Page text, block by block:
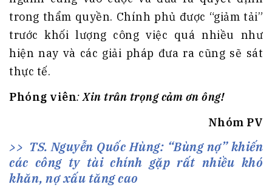
trong thẩm quyền. Chính phủ được “giảm tải”
trước khối lượng công việc quá nhiều như
hiện nay và các giải pháp đưa ra cũng sẽ sát
thực tế.
Phóng viên:Xin trân trọng cảm ơn ông!
Nhóm PV
TS. Nguyễn Quốc Hùng: “Bùng nợ” khiến
các công ty tài chính gặp rất nhiều khó
khăn, nợ xấu tăng cao